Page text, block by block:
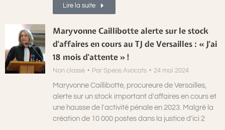
Lire la suite
Maryvonne Caillibotte alerte sur le stock
d’affaires en cours au TJ de Versailles : « J’ai
18 mois d’attente » !
Non classé Par Speos Avocats 24 mai 2024
Maryvonne Caillibotte, procureure de Versailles,
alerte sur un stock important d'affaires en cours et
une hausse de l'activité pénale en 2023. Malgré la
création de 10 000 postes dans la justice d'ici 2